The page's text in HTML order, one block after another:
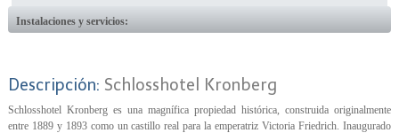
Instalaciones y servicios:
Descripción: Schlosshotel Kronberg
Schlosshotel Kronberg es una magnífica propiedad histórica, construida originalmente
entre 1889 y 1893 como un castillo real para la emperatriz Victoria Friedrich. Inaugurado